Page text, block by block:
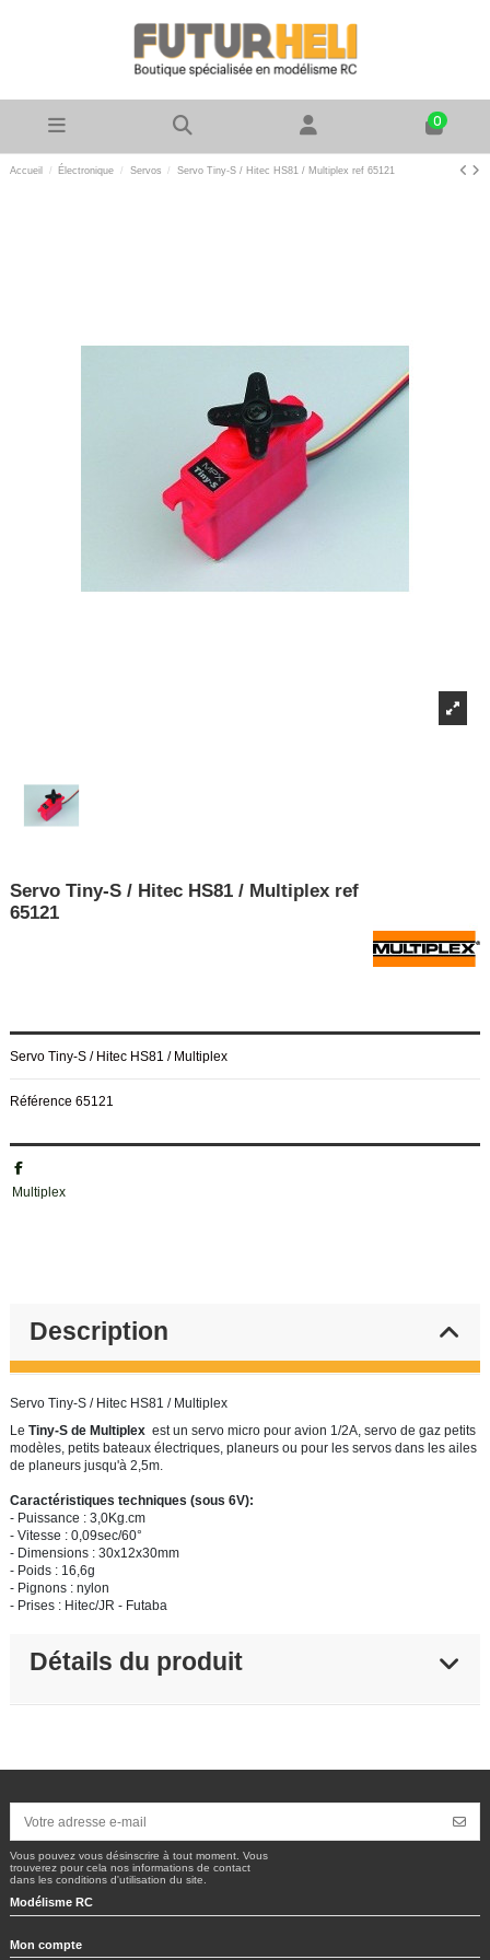
0
Accueil Électronique Servos Servo Tiny-S / Hitec HS81 / Multiplex ref 65121
Servo Tiny-S / Hitec HS81 / Multiplex ref
65121
Servo Tiny-S / Hitec HS81 / Multiplex
Référence 65121
Multiplex
Description
Servo Tiny-S / Hitec HS81 / Multiplex
Le Tiny-S de Multiplex est un servo micro pour avion 1/2A, servo de gaz petits
modèles, petits bateaux électriques, planeurs ou pour les servos dans les ailes
de planeurs jusqu'à 2,5m.
Caractéristiques techniques (sous 6V):
- Puissance : 3,0Kg.cm
- Vitesse : 0,09sec/60°
- Dimensions : 30x12x30mm
- Poids : 16,6g
- Pignons : nylon
- Prises : Hitec/JR - Futaba
Détails du produit
Vous pouvez vous désinscrire à tout moment. Vous
trouverez pour cela nos informations de contact
dans les conditions d'utilisation du site.
Modélisme RC
Mon compte